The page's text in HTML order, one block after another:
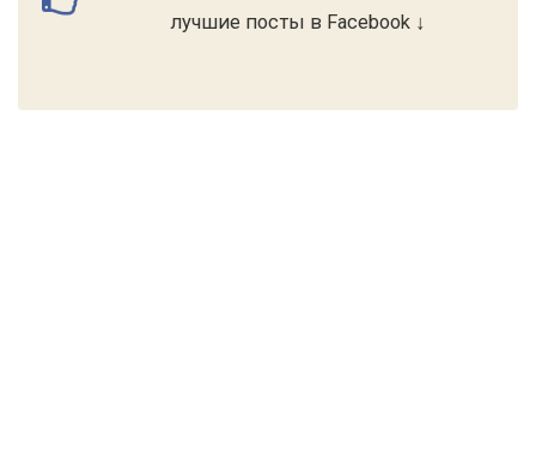
лучшие посты в Facebook ↓